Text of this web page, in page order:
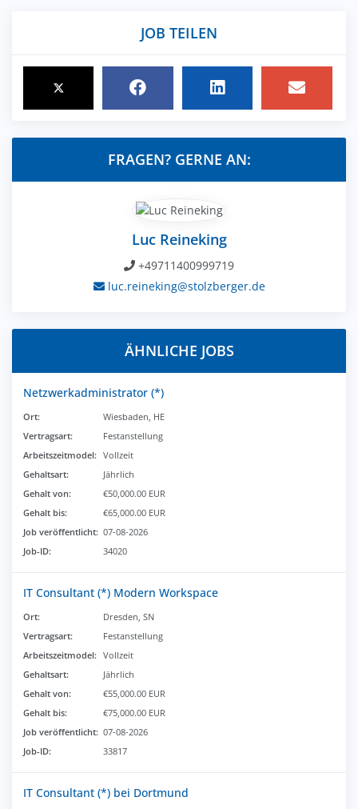
JOB TEILEN
FRAGEN? GERNE AN:
Luc Reineking
+49711400999719
luc.reineking@stolzberger.de
ÄHNLICHE JOBS
Netzwerkadministrator (*)
Ort:
Wiesbaden, HE
Vertragsart:
Festanstellung
Arbeitszeitmodel: Vollzeit
Gehaltsart:
Jährlich
Gehalt von:
€50,000.00 EUR
Gehalt bis:
€65,000.00 EUR
Job veröffentlicht: 07-08-2026
Job-ID:
34020
IT Consultant (*) Modern Workspace
Ort:
Dresden, SN
Vertragsart:
Festanstellung
Arbeitszeitmodel: Vollzeit
Gehaltsart:
Jährlich
Gehalt von:
€55,000.00 EUR
Gehalt bis:
€75,000.00 EUR
Job veröffentlicht: 07-08-2026
Job-ID:
33817
IT Consultant (*) bei Dortmund